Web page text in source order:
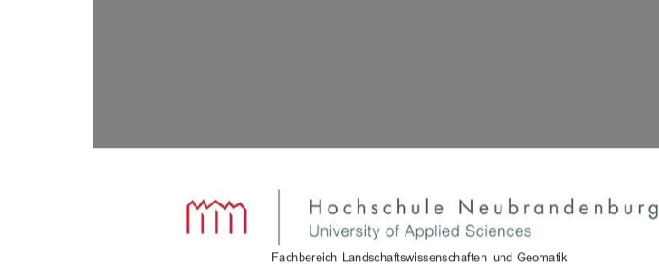
Fachbereich  Landschaftswissenschaften   und  Geomatik